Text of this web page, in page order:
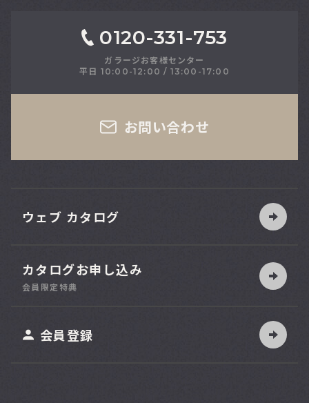
0120-331-753
ガラージお客様センター
平日 10:00-12:00 / 13:00-17:00
お問い合わせ
ウェブ カタログ
カタログお申し込み
会員限定特典
会員登録